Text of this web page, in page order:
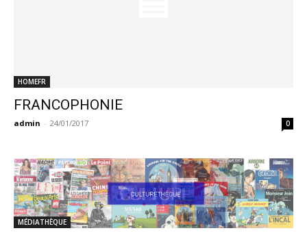
HOMEFR
FRANCOPHONIE
admin - 24/01/2017 0
MÉDIATHÈQUE